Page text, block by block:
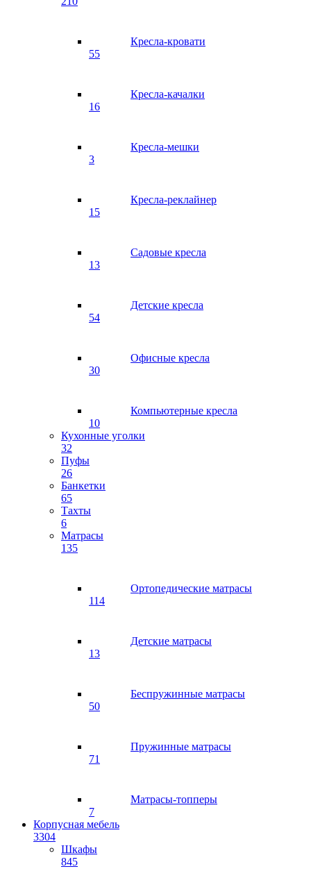
Кресла-кровати
55
Кресла-качалки
16
Кресла-мешки
3
Кресла-реклайнер
15
Садовые кресла
13
Детские кресла
54
Офисные кресла
30
Компьютерные кресла
10
Кухонные уголки
32
Пуфы
26
Банкетки
65
Тахты
6
Матрасы
135
Ортопедические матрасы
114
Детские матрасы
13
Беспружинные матрасы
50
Пружинные матрасы
71
Матрасы-топперы
7
Корпусная мебель
3304
Шкафы
845